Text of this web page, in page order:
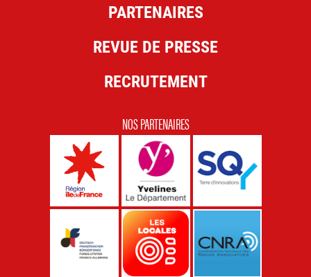
PARTENAIRES
REVUE DE PRESSE
RECRUTEMENT
NOS PARTENAIRES